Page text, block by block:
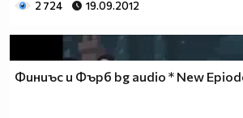
2 724 19.09.2012
Финиъс и Фърб bg audio * New